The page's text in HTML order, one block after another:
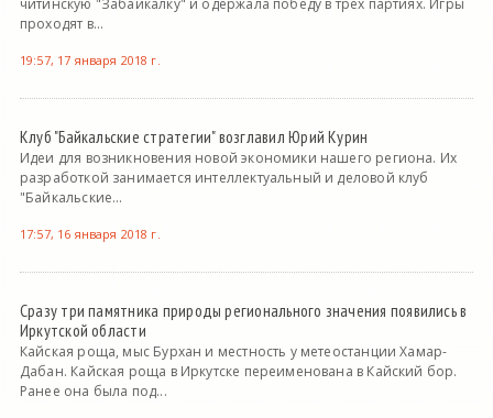
читинскую "Забайкалку" и одержала победу в трех партиях. Игры
проходят в...
19:57, 17 января 2018 г.
Клуб "Байкальские стратегии" возглавил Юрий Курин
Идеи для возникновения новой экономики нашего региона. Их
разработкой занимается интеллектуальный и деловой клуб
"Байкальские...
17:57, 16 января 2018 г.
Сразу три памятника природы регионального значения появились в
Иркутской области
Кайская роща, мыс Бурхан и местность у метеостанции Хамар-
Дабан. Кайская роща в Иркутске переименована в Кайский бор.
Ранее она была под...